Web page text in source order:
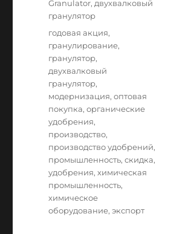
Granulator, двухвалковый
гранулятор
Tags
годовая акция,
гранулирование,
гранулятор,
двухвалковый
гранулятор,
модернизация,оптовая
покупка,органические
удобрения,
производство,
производство удобрений,
промышленность,скидка,
удобрения,химическая
промышленность,
химическое
оборудование,экспорт